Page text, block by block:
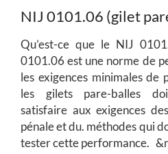
NIJ 0101.06 (gilet
Qu’est-ce que le NIJ
0101.06 est une norme de
les exigences minimales de
les gilets pare-balles
satisfaire aux exigences
pénale et du. méthodes qui
tester cette performance.